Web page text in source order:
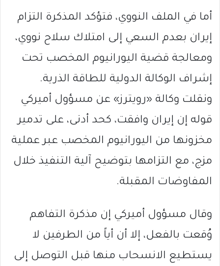
أما في الملف النووي، فتؤكد المذكرة التزام
إيران بعدم السعي إلى امتلاك سلاح نووي،
ومعالجة قضية اليورانيوم المخصب تحت
إشراف الوكالة الدولية للطاقة الذرية.
ونقلت وكالة «رويترز» عن مسؤول أميركي
قوله إن إيران وافقت، كحد أدنى، على تدمير
مخزونها من اليورانيوم المخصب عبر عملية
مزج، مع التزامها بتوضيح آلية التنفيذ خلال
المفاوضات المقبلة.
وقال مسؤول أميركي إن مذكرة التفاهم
وُقعت بالفعل، إلا أن أياً من الطرفين لا
يستطيع الانسحاب منها قبل التوصل إلى